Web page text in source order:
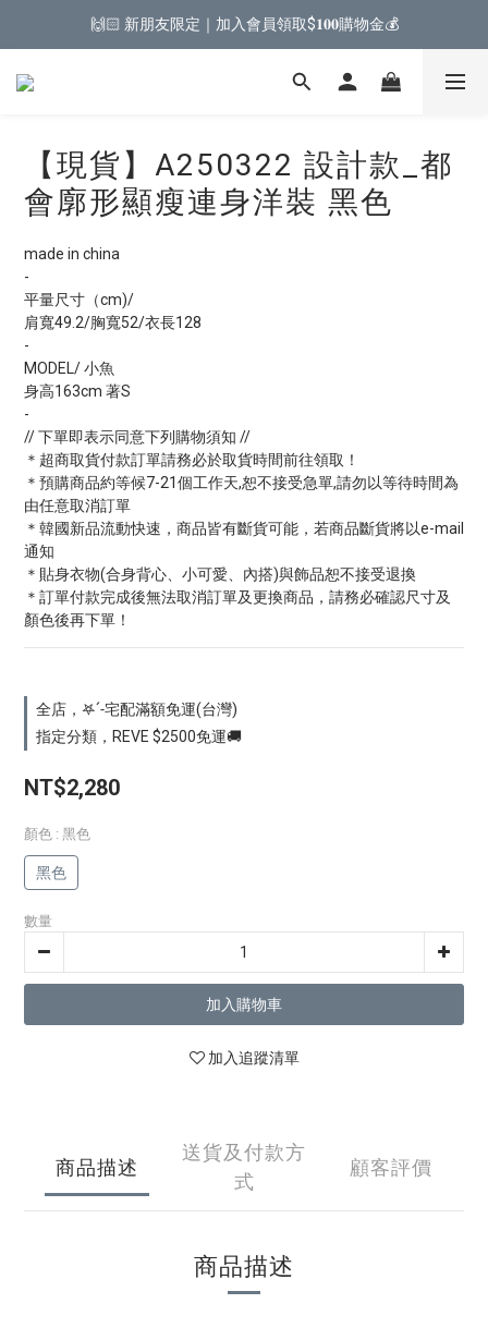
🙌🏻 新朋友限定｜加入會員領取$𝟏𝟎𝟎購物金💰
【現貨】A250322 設計款_都
會廓形顯瘦連身洋裝 黑色
made in china
-
平量尺寸（cm)/
肩寬49.2/胸寬52/衣長128
-
MODEL/ 小魚
身高163cm 著S
-
// 下單即表示同意下列購物須知 //
＊超商取貨付款訂單請務必於取貨時間前往領取！
＊預購商品約等候7-21個工作天,恕不接受急單,請勿以等待時間為
由任意取消訂單
＊韓國新品流動快速，商品皆有斷貨可能，若商品斷貨將以e-mail
通知
＊貼身衣物(合身背心、小可愛、內搭)與飾品恕不接受退換
＊訂單付款完成後無法取消訂單及更換商品，請務必確認尺寸及
顏色後再下單！
全店，𖤐ˊ˗宅配滿額免運(台灣)
指定分類，REVE $2500免運🚚
NT$2,280
顏色 : 黑色
黑色
數量
加入購物車
加入追蹤清單
商品描述
送貨及付款方
式
顧客評價
商品描述